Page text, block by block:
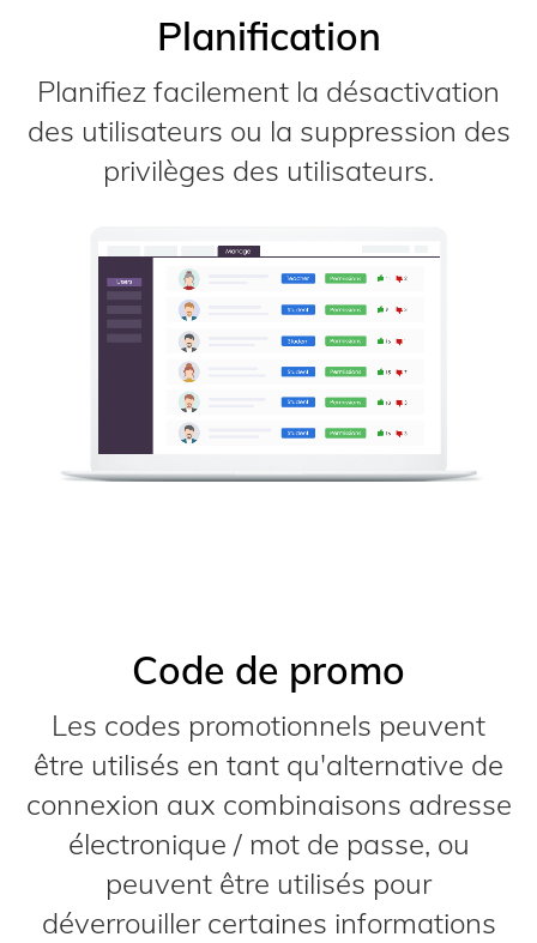
Planification
Planifiez facilement la désactivation
des utilisateurs ou la suppression des
privilèges des utilisateurs.
Code de promo
Les codes promotionnels peuvent
être utilisés en tant qu'alternative de
connexion aux combinaisons adresse
électronique / mot de passe, ou
peuvent être utilisés pour
déverrouiller certaines informations